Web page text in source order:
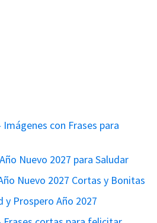
Imágenes con Frases para
Nuevo 2027 para Saludar
Nuevo 2027 Cortas y Bonitas
y Prospero Año 2027